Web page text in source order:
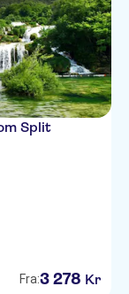
Split
Fra:3 278 Kr